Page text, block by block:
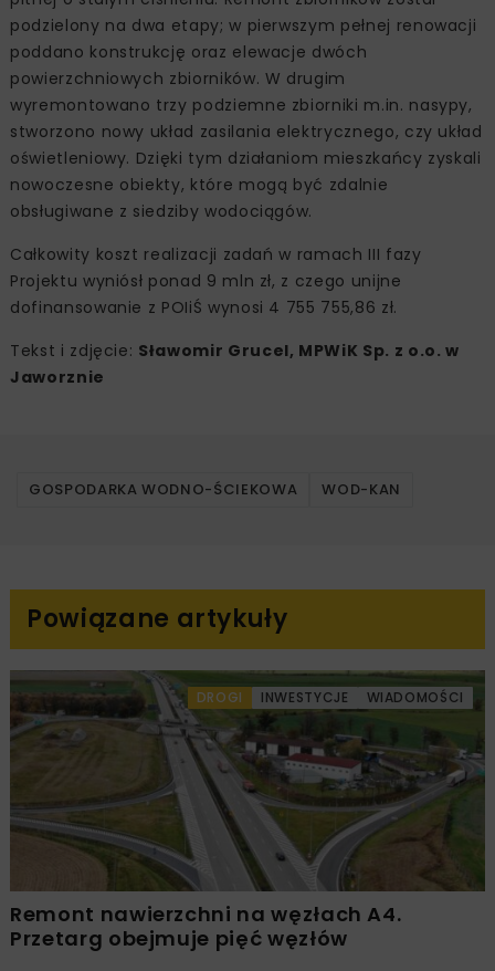
podzielony na dwa etapy; w pierwszym pełnej renowacji
poddano konstrukcję oraz elewacje dwóch
powierzchniowych zbiorników. W drugim
wyremontowano trzy podziemne zbiorniki m.in. nasypy,
stworzono nowy układ zasilania elektrycznego, czy układ
oświetleniowy. Dzięki tym działaniom mieszkańcy zyskali
nowoczesne obiekty, które mogą być zdalnie
obsługiwane z siedziby wodociągów.
Całkowity koszt realizacji zadań w ramach III fazy
Projektu wyniósł ponad 9 mln zł, z czego unijne
dofinansowanie z POIiŚ wynosi 4 755 755,86 zł.
Tekst i zdjęcie: Sławomir Grucel, MPWiK Sp. z o.o. w
Jaworznie
GOSPODARKA WODNO-ŚCIEKOWA WOD-KAN
Powiązane artykuły
DROGI INWESTYCJE WIADOMOŚCI
Remont nawierzchni na węzłach A4.
Przetarg obejmuje pięć węzłów